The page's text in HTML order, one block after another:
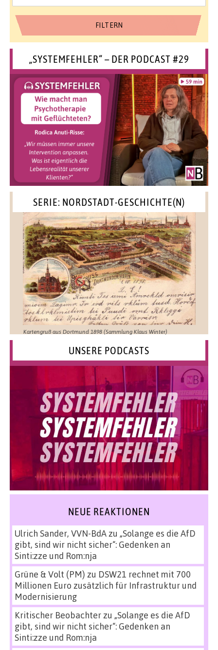
„SYSTEMFEHLER“ – DER PODCAST #29
SERIE: NORDSTADT-GESCHICHTE(N)
Kartengruß aus Dortmund 1898 (Sammlung Klaus Winter)
UNSERE PODCASTS
NEUE REAKTIONEN
Ulrich Sander, VVN-BdAzu „Solange es die AfD
gibt, sind wir nicht sicher“: Gedenken an
Sinti:zze und Rom:nja
Grüne & Volt (PM) zu DSW21 rechnet mit 700
Millionen Euro zusätzlich für Infrastruktur und
Modernisierung
Kritischer Beobachterzu „Solange es die AfD
gibt, sind wir nicht sicher“: Gedenken an
Sinti:zze und Rom:nja